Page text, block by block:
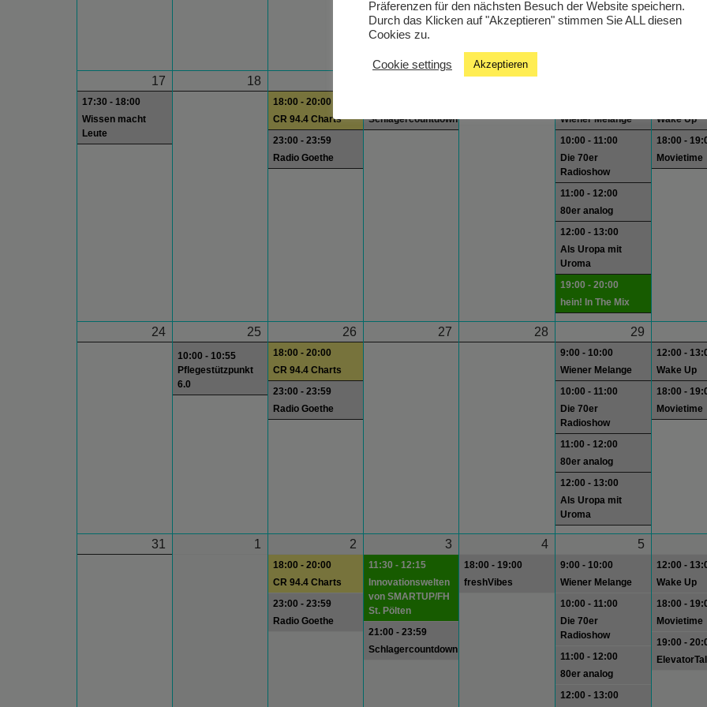
12:00 - 13:00
17
17:30 - 18:00
Wissen macht
Leute
18
18:00 - 20:00
CR 94.4 Charts
23:00 - 23:59
Radio Goethe
Schlagercountdown
21
Wiener Melange
10:00 - 11:00
Die 70er
Radioshow
11:00 - 12:00
80er analog
12:00 - 13:00
Als Uropa mit
Uroma
19:00 - 20:00
hein! In The Mix
Wake Up
18:00 -
Movietime
24 25
10:00 - 10:55
Pflegestützpunkt
6.0
26
18:00 - 20:00
CR 94.4 Charts
23:00 - 23:59
Radio Goethe
27 28 29
9:00 - 10:00
Wiener Melange
10:00 - 11:00
Die 70er
Radioshow
11:00 - 12:00
80er analog
12:00 - 13:00
Als Uropa mit
Uroma
12:00 -
Wake Up
18:00 -
Movietime
31 1 2
18:00 - 20:00
CR 94.4 Charts
23:00 - 23:59
Radio Goethe
3
11:30 - 12:15
Innovationswelten
von SMARTUP/FH
St. Pölten
21:00 - 23:59
Schlagercountdown
4
18:00 - 19:00
freshVibes
5
9:00 - 10:00
Wiener Melange
10:00 - 11:00
Die 70er
Radioshow
11:00 - 12:00
80er analog
12:00 - 13:00
12:00 -
Wake Up
18:00 -
Movietime
19:00 -
Präferenzen für den nächsten Besuch der Website speichern.
Durch das Klicken auf "Akzeptieren" stimmen Sie ALL diesen
Cookies zu.
Cookie settings Akzeptieren